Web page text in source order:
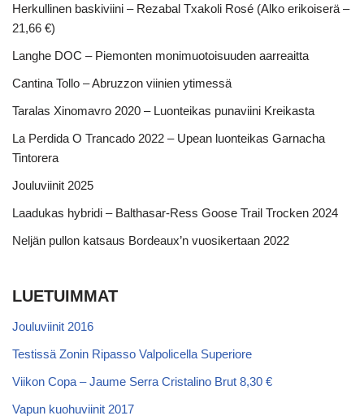
Herkullinen baskiviini – Rezabal Txakoli Rosé (Alko erikoiserä –
21,66 €)
Langhe DOC – Piemonten monimuotoisuuden aarreaitta
Cantina Tollo – Abruzzon viinien ytimessä
Taralas Xinomavro 2020 – Luonteikas punaviini Kreikasta
La Perdida O Trancado 2022 – Upean luonteikas Garnacha
Tintorera
Jouluviinit 2025
Laadukas hybridi – Balthasar-Ress Goose Trail Trocken 2024
Neljän pullon katsaus Bordeaux’n vuosikertaan 2022
LUETUIMMAT
Jouluviinit 2016
Testissä Zonin Ripasso Valpolicella Superiore
Viikon Copa – Jaume Serra Cristalino Brut 8,30 €
Vapun kuohuviinit 2017